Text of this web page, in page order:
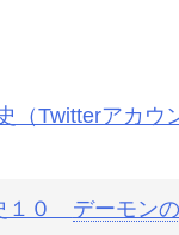
（Twitterアカウ
１０ デーモン